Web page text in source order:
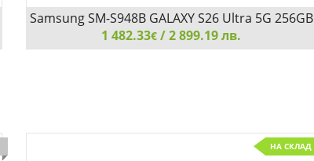
Samsung SM-S948B GALAXY S26 Ultra 5G 256GB
12GB Sky Blue
1 482.33€ / 2 899.19 лв.
НА СКЛАД